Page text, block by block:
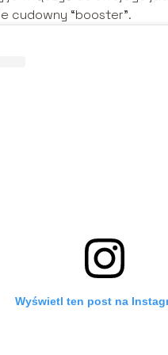
cudowny “booster”.
Wyświetl ten post na